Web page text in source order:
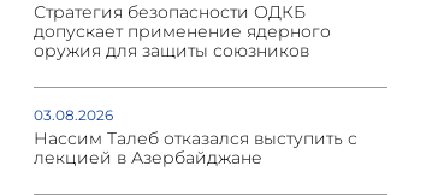
Стратегия безопасности ОДКБ
допускает применение ядерного
оружия для защиты союзников
03.08.2026
Нассим Талеб отказался выступить с
лекцией в Азербайджане